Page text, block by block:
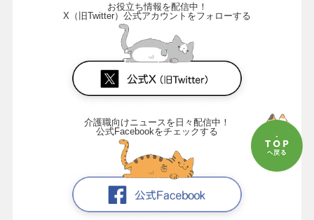
お役立ち情報を配信中！
X（旧Twitter）公式アカウントをフォローする
介護職向けニュースを日々配信中！
公式Facebookをチェックする